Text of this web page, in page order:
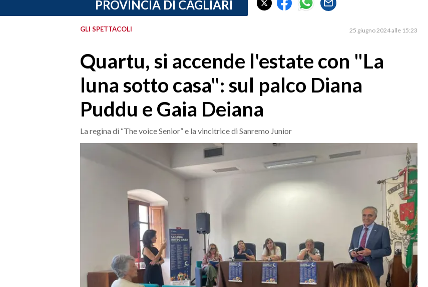
PROVINCIA DI CAGLIARI
PROVINCIA DI CAGLIARI
GLI SPETTACOLI 25 giugno 2024 alle 15:23
Quartu, si accende l'estate con "La
luna sotto casa": sul palco Diana
Puddu e Gaia Deiana
La regina di “The voice Senior” e la vincitrice di Sanremo Junior